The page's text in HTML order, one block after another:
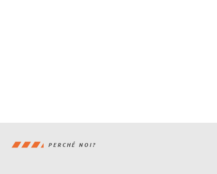
PERCHÉ NOI?